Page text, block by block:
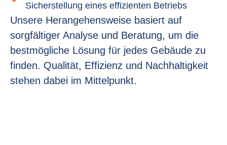
Sicherstellung eines effizienten Betriebs
Unsere Herangehensweise basiert auf
sorgfältiger Analyse und Beratung, um die
bestmögliche Lösung für jedes Gebäude zu
finden. Qualität, Effizienz und Nachhaltigkeit
stehen dabei im Mittelpunkt.